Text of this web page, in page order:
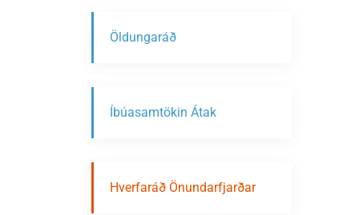
Öldungaráð
Íbúasamtökin Átak
Hverfaráð Önundarfjarðar